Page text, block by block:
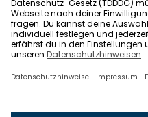
Wohnglück folgen